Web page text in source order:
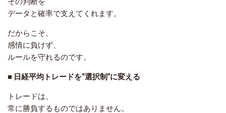
データと確率で支えてくれます。
だからこそ、
感情に負けず、
ルールを守れるのです。
■ 日経平均トレードを“選択制”に変える
トレードは、
常に勝負するものではありません。